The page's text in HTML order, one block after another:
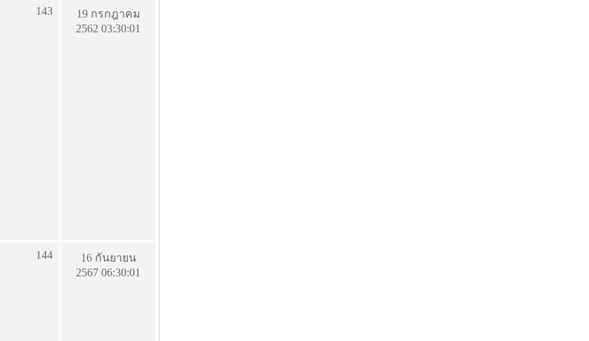
143
19 กรกฎาคม
2562 03:30:01
144
16 กันยายน
2567 06:30:01